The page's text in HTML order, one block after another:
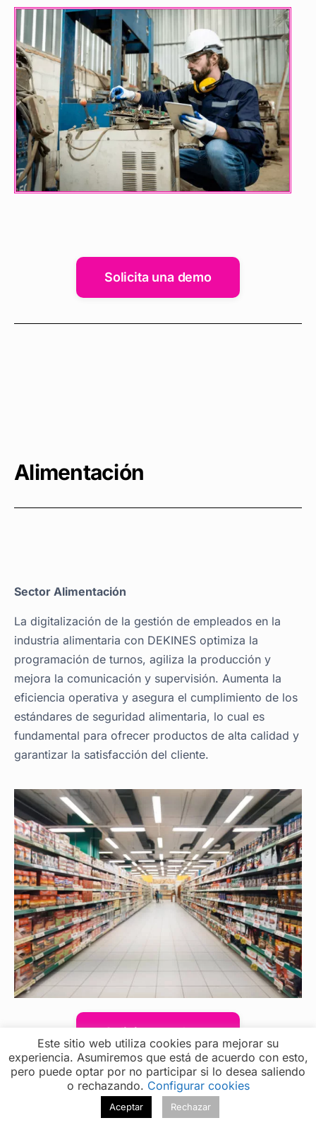
Solicita una demo
Alimentación
Sector Alimentación
La digitalización de la gestión de empleados en la
industria alimentaria con DEKINES optimiza la
programación de turnos, agiliza la producción y
mejora la comunicación y supervisión. Aumenta la
eficiencia operativa y asegura el cumplimiento de los
estándares de seguridad alimentaria, lo cual es
fundamental para ofrecer productos de alta calidad y
garantizar la satisfacción del cliente.
Solicita una demo
Este sitio web utiliza cookies para mejorar su
experiencia. Asumiremos que está de acuerdo con esto,
pero puede optar por no participar si lo desea saliendo
o rechazando. Configurar cookies
Aceptar Rechazar